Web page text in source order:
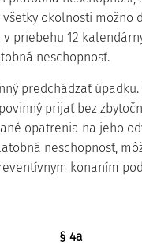
okolnosti možno
priebehu 12
neschopnosť.
predchádzať
prijať bez
opatrenia na jeho
neschopnosť,
konaním
§ 4a